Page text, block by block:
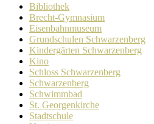
Bibliothek
Brecht-Gymnasium
Eisenbahnmuseum
Grundschulen Schwarzenberg
Kindergärten Schwarzenberg
Kino
Schloss Schwarzenberg
Schwarzenberg
Schwimmbad
St. Georgenkirche
Stadtschule